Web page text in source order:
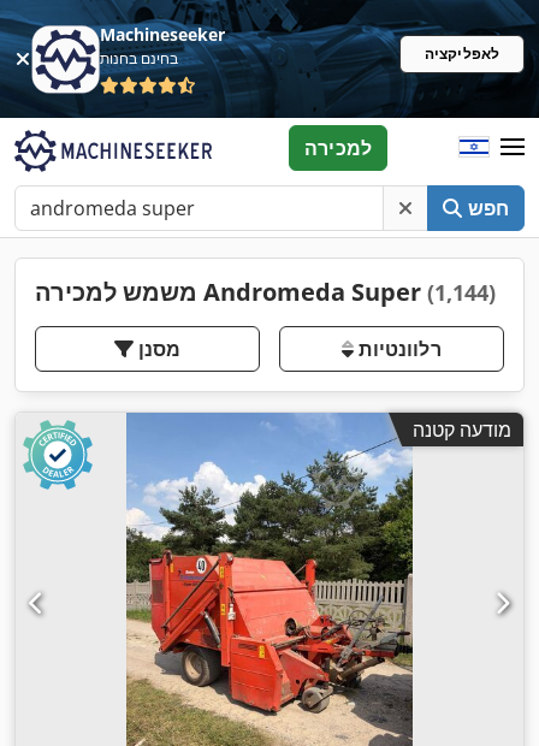
Machineseeker
בחינם בחנות לאפליקציה
חפש
למכירה
משמש למכירה Andromeda Super (1,144)
מסנן רלוונטיות
מודעה קטנה